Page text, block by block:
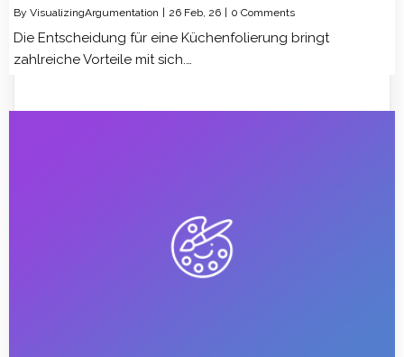
By VisualizingArgumentation 26 Feb, 26 0 Comments
Die Entscheidung für eine Küchenfolierung bringt
zahlreiche Vorteile mit sich.…